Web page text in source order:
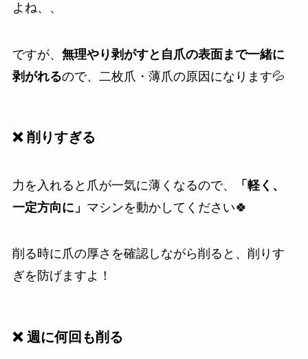
よね、、
ですが、 無理やり剥がすと自爪の表面まで一緒に
剥がれるので、二枚爪・薄爪の原因になります💦
❌ 削りすぎる
力を入れると爪が一気に薄くなるので、
「軽く、
一定方向に」 マシンを動かしてください🍀
削る時に爪の厚さを確認しながら削ると、削りす
ぎを防げますよ！
❌ 週に何回も削る